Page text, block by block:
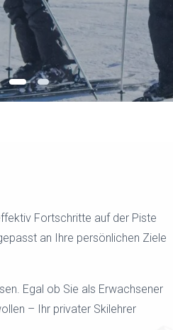
Fortschritte auf der Piste
an Ihre persönlichen Ziele
Egal ob Sie als Erwachsener
– Ihr privater Skilehrer